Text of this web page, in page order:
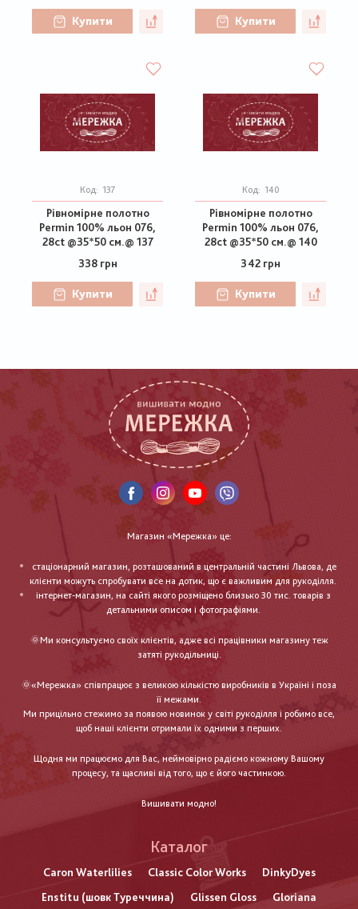
Купити Купити
Код: 137
Рівномірне полотно
Permin 100% льон 076,
28ct @35*50 см.@ 137
338 грн
Купити
Код: 140
Рівномірне полотно
Permin 100% льон 076,
28ct @35*50 см.@ 140
342 грн
Купити
Магазин «Мережка» це:
стаціонарний магазин, розташований в центральній частині Львова, де
клієнти можуть спробувати все на дотик, що є важливим для рукоділля.
інтернет-магазин, на сайті якого розміщено близько 30 тис. товарів з
детальними описом і фотографіями.
🌞Ми консультуємо своїх клієнтів, адже всі працівники магазину теж
затяті рукодільниці.
🌞«Мережка» співпрацює з великою кількістю виробників в Україні і поза
її межами.
Ми прицільно стежимо за появою новинок у світі рукоділля і робимо все,
щоб наші клієнти отримали їх одними з перших.
Щодня ми працюємо для Вас, неймовірно радіємо кожному Вашому
процесу, та щасливі від того, що є його частинкою.
Вишивати модно!
Каталог
Caron Waterlilies Classic Color Works
DinkyDyes
Enstitu (шовк Туреччина)
Glissen Gloss
Gloriana